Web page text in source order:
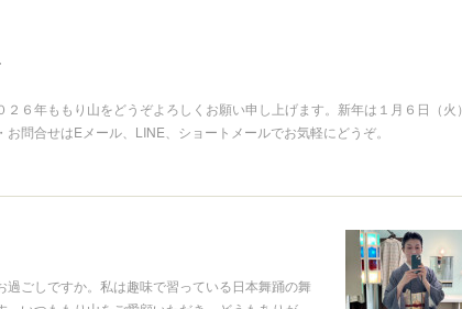
６年ももり山をどうぞよろしくお願い申し上げます。新年は１月６日（火）
問合せはEメール、LINE、ショートメールでお気軽にどうぞ。
ごしですか。私は趣味で習っている日本舞踊の舞